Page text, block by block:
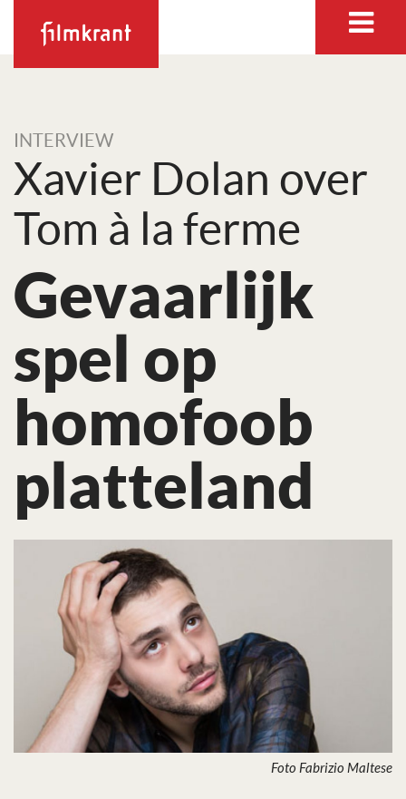
INTERVIEW
Xavier Dolan over
Tom à la ferme
Gevaarlijk
spel op
homofoob
platteland
Foto Fabrizio Maltese